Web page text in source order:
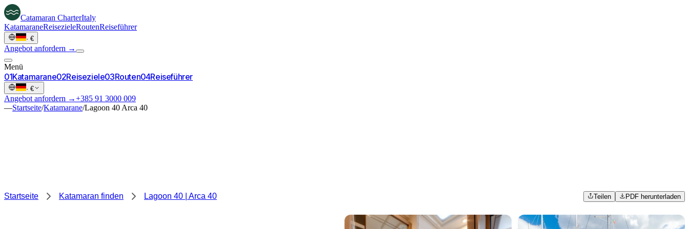
Catamaran CharterItaly
KatamaraneReisezieleRoutenReiseführer
· €
Angebot anfordern →
Menü
01Katamarane02Reiseziele03Routen04Reiseführer
· €
Angebot anfordern →+385 91 3000 009
—Startseite/Katamarane/Lagoon 40 Arca 40
Startseite Katamaran finden Lagoon 40 | Arca 40 Teilen PDF herunterladen